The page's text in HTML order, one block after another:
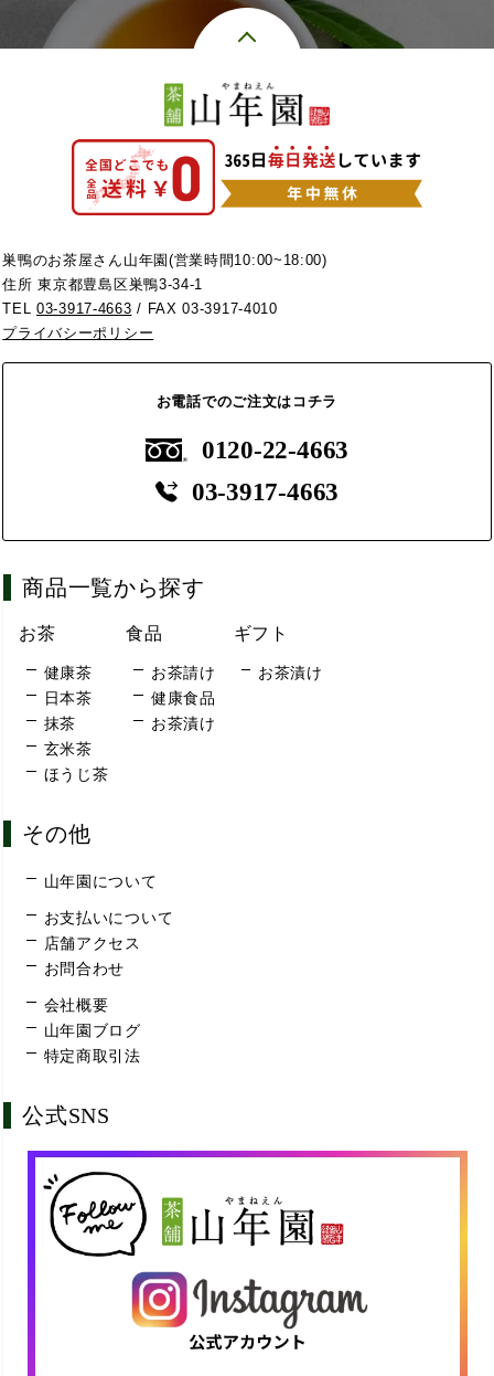
巣鴨のお茶屋さん山年園(営業時間10:00~18:00)
住所 東京都豊島区巣鴨3-34-1
TEL03-3917-4663 / FAX 03-3917-4010
プライバシーポリシー
お電話でのご注文はコチラ
0120-22-4663
03-3917-4663
商品一覧から探す
お茶
健康茶
日本茶
抹茶
玄米茶
ほうじ茶
食品
お茶請け
健康食品
お茶漬け
ギフト
お茶漬け
その他
山年園について
お支払いについて
店舗アクセス
お問合わせ
会社概要
山年園ブログ
特定商取引法
公式SNS